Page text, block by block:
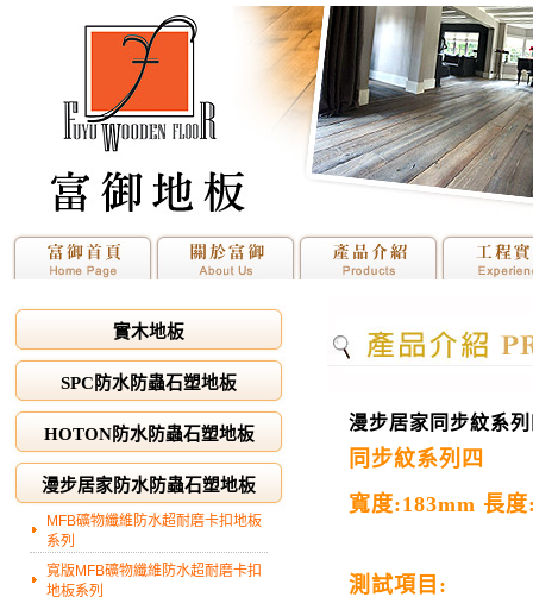
實木地板
SPC防水防蟲石塑地板
HOTON防水防蟲石塑地板
漫步居家防水防蟲石塑地板
MFB礦物纖維防水超耐磨卡扣地板
系列
寬版MFB礦物纖維防水超耐磨卡扣
地板系列
漫步居家同步紋系
同步紋系列四
寬度:183mm 長
測試項目: